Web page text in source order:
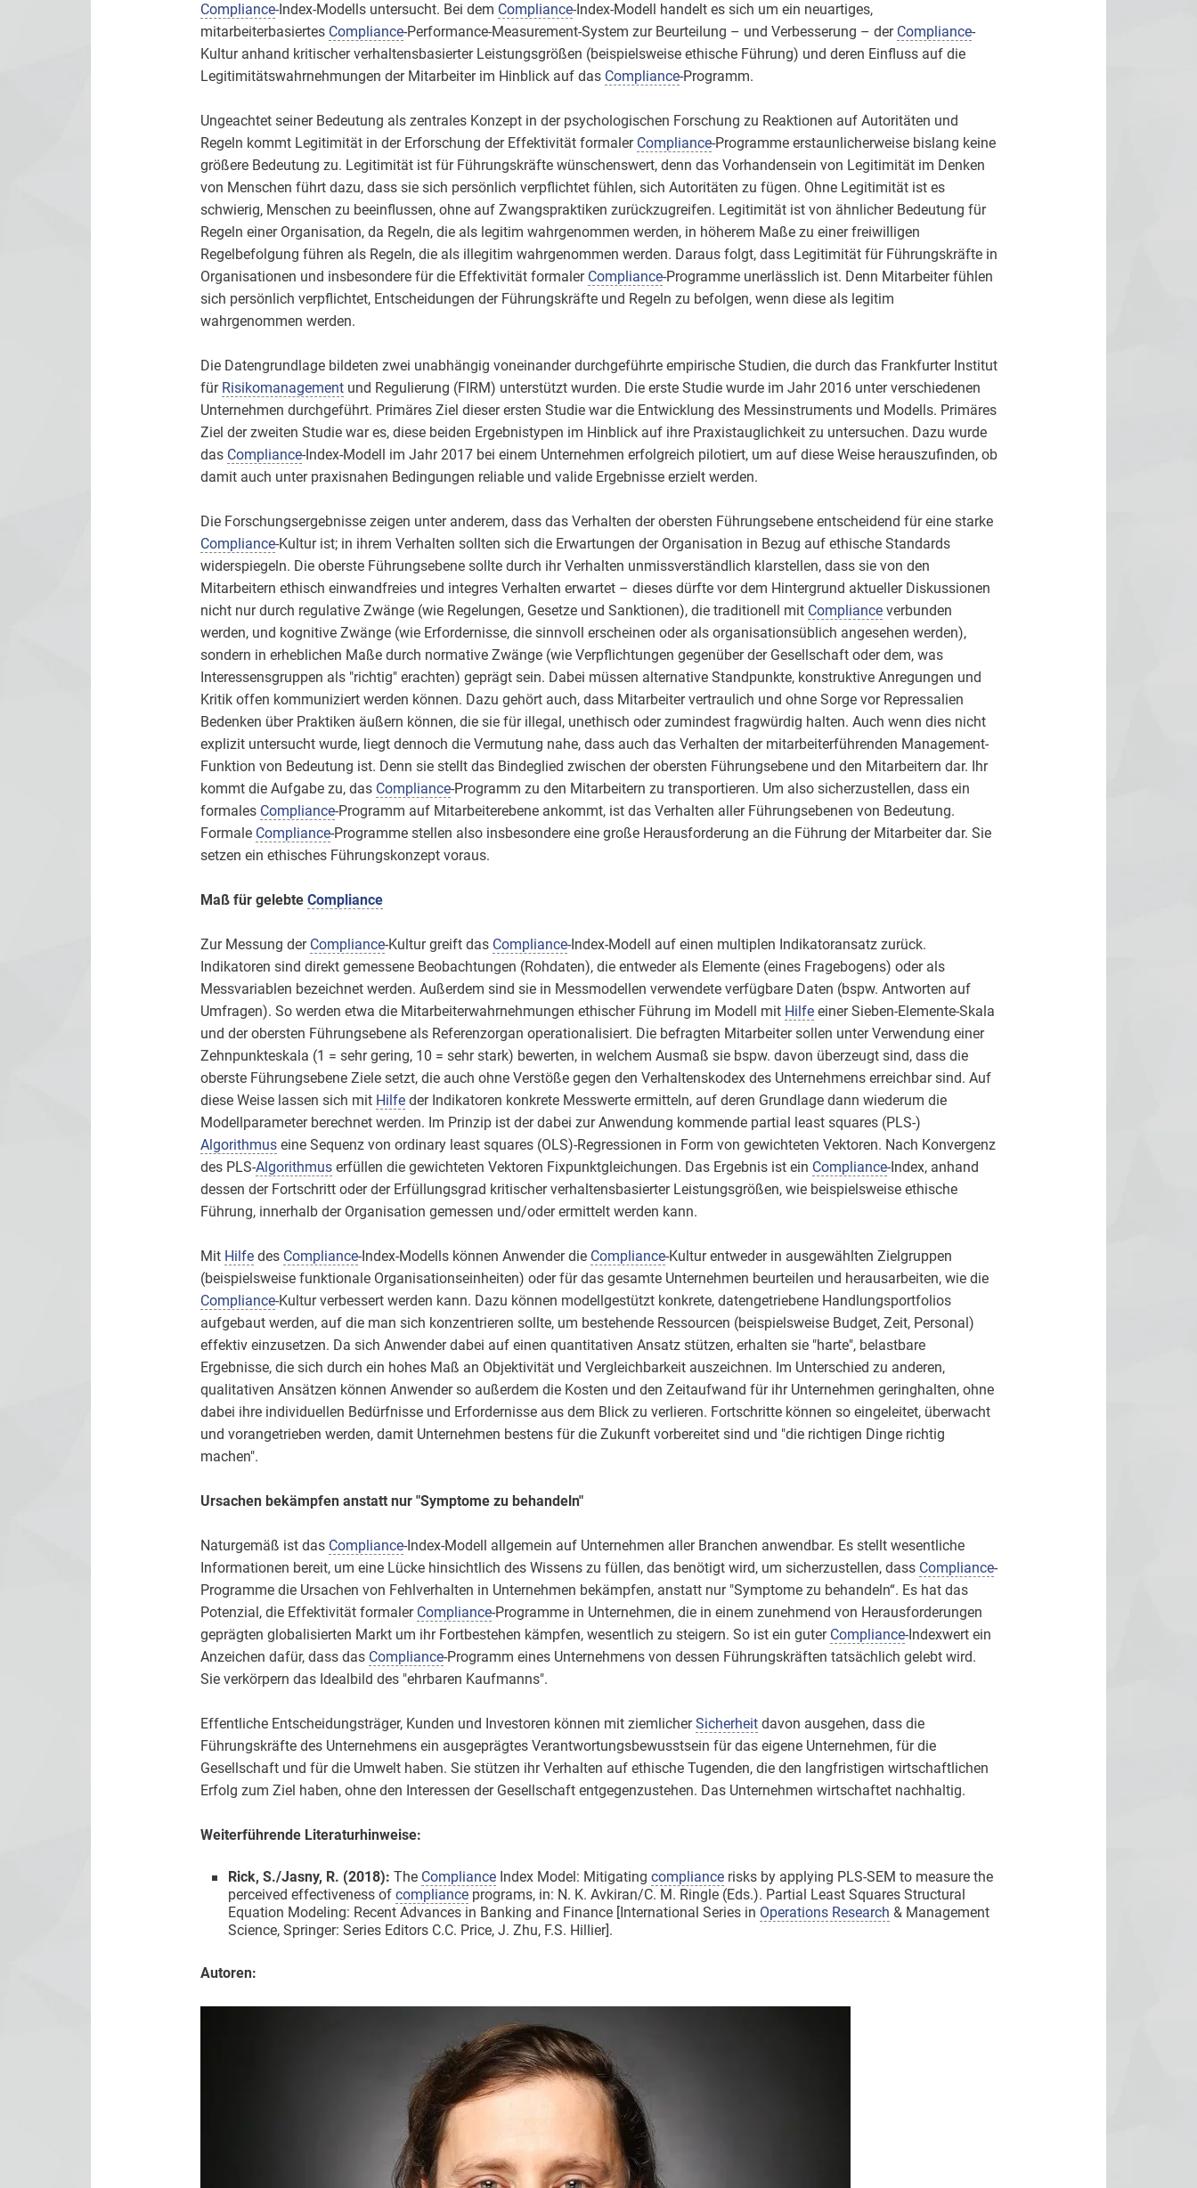
Compliance-Index-Modells untersucht. Bei dem Compliance-Index-Modell handelt es sich um ein neuartiges,
mitarbeiterbasiertes Compliance-Performance-Measurement-System zur Beurteilung – und Verbesserung – der Compliance-
Kultur anhand kritischer verhaltensbasierter Leistungsgrößen (beispielsweise ethische Führung) und deren Einfluss auf die
Legitimitätswahrnehmungen der Mitarbeiter im Hinblick auf das Compliance-Programm.
Ungeachtet seiner Bedeutung als zentrales Konzept in der psychologischen Forschung zu Reaktionen auf Autoritäten und
Regeln kommt Legitimität in der Erforschung der Effektivität formaler Compliance-Programme erstaunlicherweise bislang keine
größere Bedeutung zu. Legitimität ist für Führungskräfte wünschenswert, denn das Vorhandensein von Legitimität im Denken
von Menschen führt dazu, dass sie sich persönlich verpflichtet fühlen, sich Autoritäten zu fügen. Ohne Legitimität ist es
schwierig, Menschen zu beeinflussen, ohne auf Zwangspraktiken zurückzugreifen. Legitimität ist von ähnlicher Bedeutung für
Regeln einer Organisation, da Regeln, die als legitim wahrgenommen werden, in höherem Maße zu einer freiwilligen
Regelbefolgung führen als Regeln, die als illegitim wahrgenommen werden. Daraus folgt, dass Legitimität für Führungskräfte in
Organisationen und insbesondere für die Effektivität formaler Compliance-Programme unerlässlich ist. Denn Mitarbeiter fühlen
sich persönlich verpflichtet, Entscheidungen der Führungskräfte und Regeln zu befolgen, wenn diese als legitim
wahrgenommen werden.
Die Datengrundlage bildeten zwei unabhängig voneinander durchgeführte empirische Studien, die durch das Frankfurter Institut
für Risikomanagementund Regulierung (FIRM) unterstützt wurden. Die erste Studie wurde im Jahr 2016 unter verschiedenen
Unternehmen durchgeführt. Primäres Ziel dieser ersten Studie war die Entwicklung des Messinstruments und Modells. Primäres
Ziel der zweiten Studie war es, diese beiden Ergebnistypen im Hinblick auf ihre Praxistauglichkeit zu untersuchen. Dazu wurde
das Compliance-Index-Modell im Jahr 2017 bei einem Unternehmen erfolgreich pilotiert, um auf diese Weise herauszufinden, ob
damit auch unter praxisnahen Bedingungen reliable und valide Ergebnisse erzielt werden.
Die Forschungsergebnisse zeigen unter anderem, dass das Verhalten der obersten Führungsebene entscheidend für eine starke
Compliance-Kultur ist; in ihrem Verhalten sollten sich die Erwartungen der Organisation in Bezug auf ethische Standards
widerspiegeln. Die oberste Führungsebene sollte durch ihr Verhalten unmissverständlich klarstellen, dass sie von den
Mitarbeitern ethisch einwandfreies und integres Verhalten erwartet – dieses dürfte vor dem Hintergrund aktueller Diskussionen
nicht nur durch regulative Zwänge (wie Regelungen, Gesetze und Sanktionen), die traditionell mit Complianceverbunden
werden, und kognitive Zwänge (wie Erfordernisse, die sinnvoll erscheinen oder als organisationsüblich angesehen werden),
sondern in erheblichen Maße durch normative Zwänge (wie Verpflichtungen gegenüber der Gesellschaft oder dem, was
Interessensgruppen als "richtig" erachten) geprägt sein. Dabei müssen alternative Standpunkte, konstruktive Anregungen und
Kritik offen kommuniziert werden können. Dazu gehört auch, dass Mitarbeiter vertraulich und ohne Sorge vor Repressalien
Bedenken über Praktiken äußern können, die sie für illegal, unethisch oder zumindest fragwürdig halten. Auch wenn dies nicht
explizit untersucht wurde, liegt dennoch die Vermutung nahe, dass auch das Verhalten der mitarbeiterführenden Management-
Funktion von Bedeutung ist. Denn sie stellt das Bindeglied zwischen der obersten Führungsebene und den Mitarbeitern dar. Ihr
kommt die Aufgabe zu, das Compliance-Programm zu den Mitarbeitern zu transportieren. Um also sicherzustellen, dass ein
formales Compliance-Programm auf Mitarbeiterebene ankommt, ist das Verhalten aller Führungsebenen von Bedeutung.
Formale Compliance-Programme stellen also insbesondere eine große Herausforderung an die Führung der Mitarbeiter dar. Sie
setzen ein ethisches Führungskonzept voraus.
Maß für gelebte Compliance
Zur Messung der Compliance-Kultur greift das Compliance-Index-Modell auf einen multiplen Indikatoransatz zurück.
Indikatoren sind direkt gemessene Beobachtungen (Rohdaten), die entweder als Elemente (eines Fragebogens) oder als
Messvariablen bezeichnet werden. Außerdem sind sie in Messmodellen verwendete verfügbare Daten (bspw. Antworten auf
Umfragen). So werden etwa die Mitarbeiterwahrnehmungen ethischer Führung im Modell mit Hilfeeiner Sieben-Elemente-Skala
und der obersten Führungsebene als Referenzorgan operationalisiert. Die befragten Mitarbeiter sollen unter Verwendung einer
Zehnpunkteskala (1 = sehr gering, 10 = sehr stark) bewerten, in welchem Ausmaß sie bspw. davon überzeugt sind, dass die
oberste Führungsebene Ziele setzt, die auch ohne Verstöße gegen den Verhaltenskodex des Unternehmens erreichbar sind. Auf
diese Weise lassen sich mit Hilfeder Indikatoren konkrete Messwerte ermitteln, auf deren Grundlage dann wiederum die
Modellparameter berechnet werden. Im Prinzip ist der dabei zur Anwendung kommende partial least squares (PLS-)
Algorithmuseine Sequenz von ordinary least squares (OLS)-Regressionen in Form von gewichteten Vektoren. Nach Konvergenz
des PLS-Algorithmuserfüllen die gewichteten Vektoren Fixpunktgleichungen. Das Ergebnis ist ein Compliance-Index, anhand
dessen der Fortschritt oder der Erfüllungsgrad kritischer verhaltensbasierter Leistungsgrößen, wie beispielsweise ethische
Führung, innerhalb der Organisation gemessen und/oder ermittelt werden kann.
Mit Hilfedes Compliance-Index-Modells können Anwender die Compliance-Kultur entweder in ausgewählten Zielgruppen
(beispielsweise funktionale Organisationseinheiten) oder für das gesamte Unternehmen beurteilen und herausarbeiten, wie die
Compliance-Kultur verbessert werden kann. Dazu können modellgestützt konkrete, datengetriebene Handlungsportfolios
aufgebaut werden, auf die man sich konzentrieren sollte, um bestehende Ressourcen (beispielsweise Budget, Zeit, Personal)
effektiv einzusetzen. Da sich Anwender dabei auf einen quantitativen Ansatz stützen, erhalten sie "harte", belastbare
Ergebnisse, die sich durch ein hohes Maß an Objektivität und Vergleichbarkeit auszeichnen. Im Unterschied zu anderen,
qualitativen Ansätzen können Anwender so außerdem die Kosten und den Zeitaufwand für ihr Unternehmen geringhalten, ohne
dabei ihre individuellen Bedürfnisse und Erfordernisse aus dem Blick zu verlieren. Fortschritte können so eingeleitet, überwacht
und vorangetrieben werden, damit Unternehmen bestens für die Zukunft vorbereitet sind und "die richtigen Dinge richtig
machen".
Ursachen bekämpfen anstatt nur "Symptome zu behandeln"
Naturgemäß ist das Compliance-Index-Modell allgemein auf Unternehmen aller Branchen anwendbar. Es stellt wesentliche
Informationen bereit, um eine Lücke hinsichtlich des Wissens zu füllen, das benötigt wird, um sicherzustellen, dass Compliance-
Programme die Ursachen von Fehlverhalten in Unternehmen bekämpfen, anstatt nur "Symptome zu behandeln“. Es hat das
Potenzial, die Effektivität formaler Compliance-Programme in Unternehmen, die in einem zunehmend von Herausforderungen
geprägten globalisierten Markt um ihr Fortbestehen kämpfen, wesentlich zu steigern. So ist ein guter Compliance-Indexwert ein
Anzeichen dafür, dass das Compliance-Programm eines Unternehmens von dessen Führungskräften tatsächlich gelebt wird.
Sie verkörpern das Idealbild des "ehrbaren Kaufmanns".
Effentliche Entscheidungsträger, Kunden und Investoren können mit ziemlicherSicherheitdavon ausgehen, dass die
Führungskräfte des Unternehmens ein ausgeprägtes Verantwortungsbewusstsein für das eigene Unternehmen, für die
Gesellschaft und für die Umwelt haben. Sie stützen ihr Verhalten auf ethische Tugenden, die den langfristigen wirtschaftlichen
Erfolg zum Ziel haben, ohne den Interessen der Gesellschaft entgegenzustehen. Das Unternehmen wirtschaftet nachhaltig.
Weiterführende Literaturhinweise:
Rick, S./Jasny, R. (2018): The ComplianceIndex Model: Mitigating compliancerisks by applying PLS-SEM to measure the
perceived effectiveness of complianceprograms, in: N. K. Avkiran/C. M. Ringle (Eds.). Partial Least Squares Structural
Equation Modeling: Recent Advances in Banking and Finance [International Series in Operations Research & Management
Science, Springer: Series Editors C.C. Price, J. Zhu, F.S. Hillier].
Autoren: